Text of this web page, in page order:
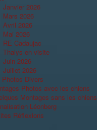
Janvier 2026
Mars 2026
Avril 2026
Mai 2026
RE Cadaujac
Thalys en visite
Juin 2026
Juillet 2026
Divers
Photos avec les chiens
Montages sans les chiens
Léonberg
Réflexions